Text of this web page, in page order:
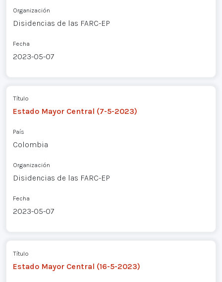
Organización
Disidencias de las FARC-EP
Fecha
2023-05-07
Título
Estado Mayor Central (7-5-2023)
País
Colombia
Organización
Disidencias de las FARC-EP
Fecha
2023-05-07
Título
Estado Mayor Central (16-5-2023)